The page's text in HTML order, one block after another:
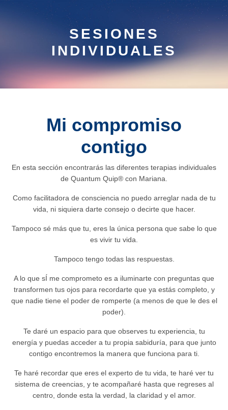
SESIONES
INDIVIDUALES
Mi compromiso
contigo
En esta sección encontrarás las diferentes terapias individuales
de Quantum Quip®️ con Mariana.
Como facilitadora de consciencia no puedo arreglar nada de tu
vida, ni siquiera darte consejo o decirte que hacer.
Tampoco sé más que tu, eres la única persona que sabe lo que
es vivir tu vida.
Tampoco tengo todas las respuestas.
A lo que sÍ me comprometo es a iluminarte con preguntas que
transformen tus ojos para recordarte que ya estás completo, y
que nadie tiene el poder de romperte (a menos de que le des el
poder).
Te daré un espacio para que observes tu experiencia, tu
energía y puedas acceder a tu propia sabiduría, para que junto
contigo encontremos la manera que funciona para ti.
Te haré recordar que eres el experto de tu vida, te haré ver tu
sistema de creencias, y te acompañaré hasta que regreses al
centro, donde esta la verdad, la claridad y el amor.